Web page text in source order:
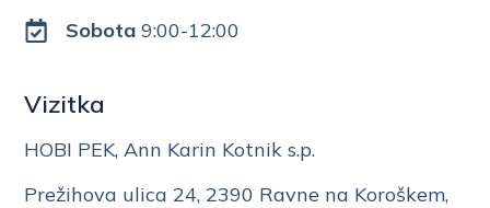
Sobota9:00-12:00
Vizitka
HOBI PEK, Ann Karin Kotnik s.p.
Prežihova ulica 24, 2390 Ravne na Koroškem,